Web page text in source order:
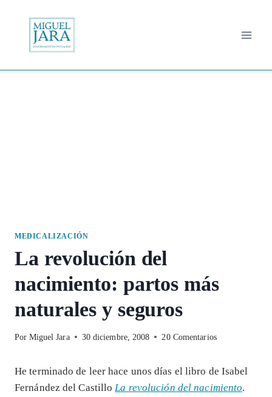
contenido
MEDICALIZACIÓN
La revolución del
nacimiento: partos más
naturales y seguros
Por Miguel Jara 30 diciembre, 2008 20 Comentarios
He terminado de leer hace unos días el libro de Isabel
Fernández del Castillo La revolución del nacimiento.